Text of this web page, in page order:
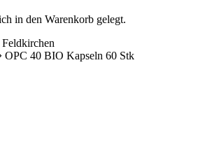
in den Warenkorb gelegt.
OPC 40 BIO Kapseln 60 Stk